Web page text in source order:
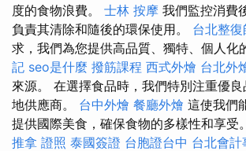
度的食物浪費。 士林 按摩 我們監控消費
負責其清除和隨後的環保使用。 台北整復
求，我們為您提供高品質、獨特、個人化
記 seo是什麼 撥筋課程 西式外燴 台北外
來源。 在選擇食品時，我們特別注重優
地供應商。 台中外燴 餐廳外燴 這使我們
提供國際美食，確保食物的多樣性和享受
推拿 證照 泰國簽證 台胞證台中 台北會計